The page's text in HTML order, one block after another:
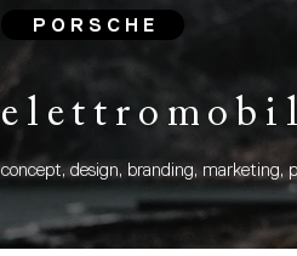
P O R S C H E
concept, design, branding, marketing,